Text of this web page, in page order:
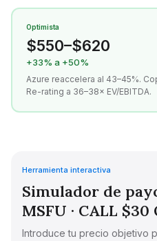
Optimista
$550–$620
+33% a +50%
Azure reaccelera al 43–45%.
Re-rating a 36–38× EV/EBITDA.
Herramienta interactiva
Simulador de
MSFU · CALL $30
Introduce tu precio objetivo